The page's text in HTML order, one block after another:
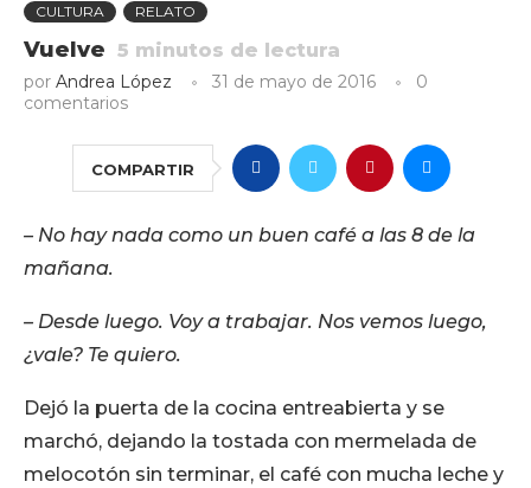
CULTURA RELATO
Vuelve 5 minutos de lectura
por Andrea López 31 de mayo de 2016
0
comentarios
COMPARTIR
– No hay nada como un buen café a las 8 de la
mañana.
– Desde luego. Voy a trabajar. Nos vemos luego,
¿vale? Te quiero.
Dejó la puerta de la cocina entreabierta y se
marchó, dejando la tostada con mermelada de
melocotón sin terminar, el café con mucha leche y